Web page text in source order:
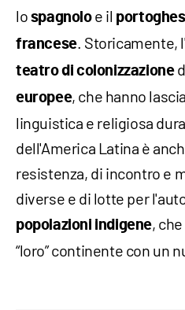
lo spagnoloe il
francese. Storicamente,
teatro di colonizzazione
europee, che hanno
linguistica e religiosa
dell'America Latina è
resistenza, di incontro e
diverse e di lotte per
popolazioni indigene,
“loro” continente con un